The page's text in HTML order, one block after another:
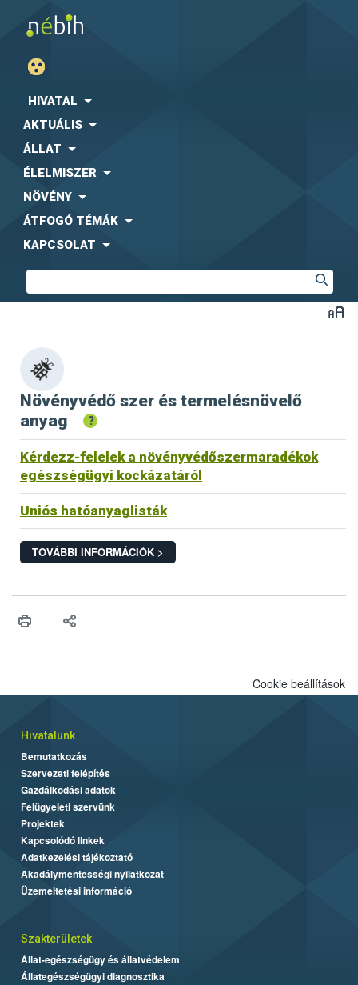
HIVATAL
AKTUÁLIS
ÁLLAT
ÉLELMISZER
NÖVÉNY
ÁTFOGÓ TÉMÁK
KAPCSOLAT
Növényvédő szer és termelésnövelő
anyag
?
Kérdezz-felelek a növényvédőszermaradékok
egészségügyi kockázatáról
Uniós hatóanyaglisták
TOVÁBBI INFORMÁCIÓK >
Cookie beállítások
Hivatalunk
Bemutatkozás
Szervezeti felépítés
Gazdálkodási adatok
Felügyeleti szervünk
Projektek
Kapcsolódó linkek
Adatkezelési tájékoztató
Akadálymentességi nyilatkozat
Üzemeltetési információ
Szakterületek
Állat-egészségügy és állatvédelem
Állategészségügyi diagnosztika